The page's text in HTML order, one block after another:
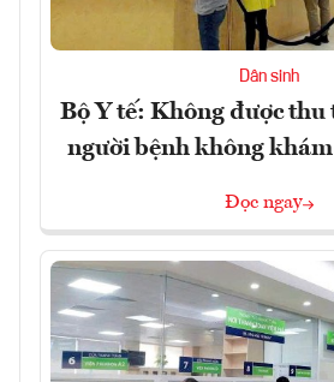
Dân sinh
Bộ Y tế: Không được thu
người bệnh không khám
Đọc ngay